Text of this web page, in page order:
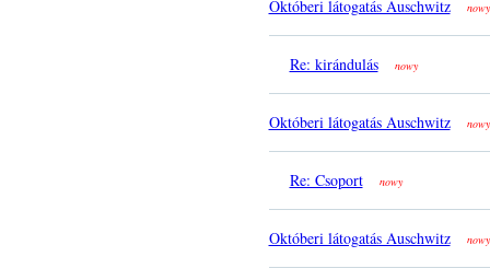
Októberi látogatás Auschwitz nowy
Re: kirándulás nowy
Októberi látogatás Auschwitz nowy
Re: Csoport nowy
Októberi látogatás Auschwitz nowy